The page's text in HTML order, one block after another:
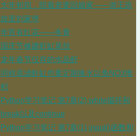
大年初四，陪着老婆回娘家——游王琼
故里刘家堡
年宵有红花——冬青
国庆节修建虾缸莫丝
龙年春节仅存的水晶虾
同程底滤虾缸也要定期换水以免NO3堆
积
Python学习笔记 第7章(2) while循环和
break以及continue
Python学习笔记 第7章(1) input()函数和